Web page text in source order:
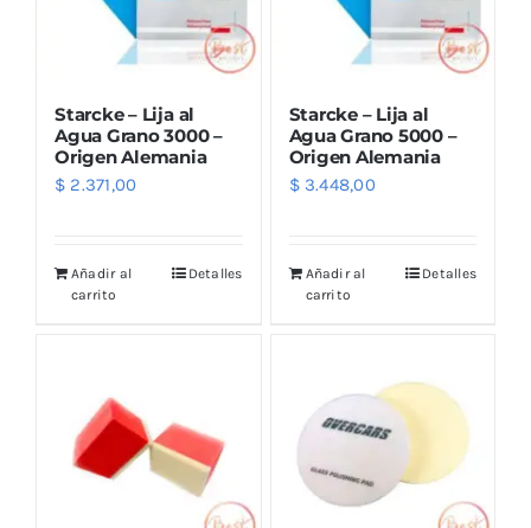
Starcke – Lija al
Agua Grano 3000 –
Origen Alemania
$ 2.371,00
Añadir al
carrito
Detalles
Starcke – Lija al
Agua Grano 5000 –
Origen Alemania
$3.448,00
Añadir al
carrito
Detalles